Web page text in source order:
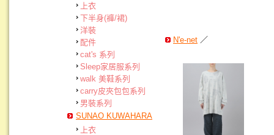
上衣
下半身(褲/裙)
洋裝
配件
cat's 系列
Sleep家居服系列
walk 美鞋系列
carry皮夾包包系列
男裝系列
SUNAO KUWAHARA
上衣
N'e-net ／